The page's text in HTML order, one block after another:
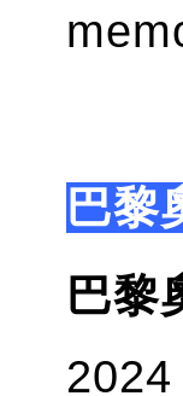
巴黎
巴黎